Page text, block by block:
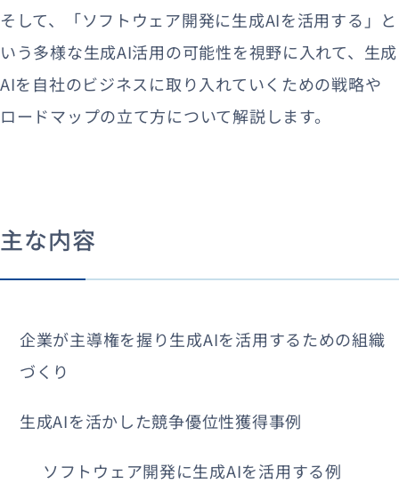
そして、「ソフトウェア開発に生成AIを活用する」と
いう多様な生成AI活用の可能性を視野に入れて、生成
AIを自社のビジネスに取り入れていくための戦略や
ロードマップの立て方について解説します。
主な内容
企業が主導権を握り生成AIを活用するための組織
づくり
生成AIを活かした競争優位性獲得事例
ソフトウェア開発に生成AIを活用する例